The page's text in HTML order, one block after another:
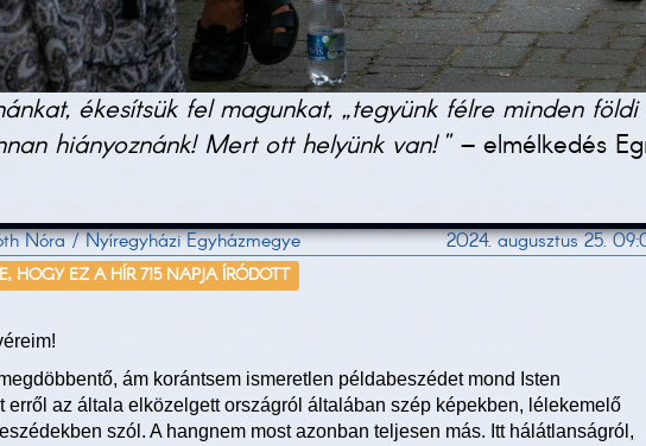
ékesítsük fel magunkat, „tegyünk félre minden
hiányoznánk! Mert ott helyünk van!"– elmélkedés
Nóra / Nyíregyházi Egyházmegye 2024. augusztus 25.
HOGY EZ A HÍR 715 NAPJA ÍRÓDOTT
ám korántsem ismeretlen példabeszédet mond Isten
erről az általa elközelgett országról általában szép képekben, lélekemelő
szól. A hangnem most azonban teljesen más. Itt hálátlanságról,